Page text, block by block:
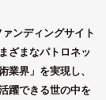
ンディングサイト
ざまなパトロネッ
界」を実現し、
躍できる世の中を